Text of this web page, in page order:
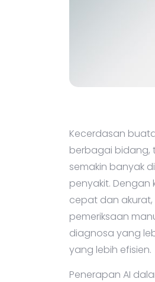
Kecerdasan
berbagai bidang,
semakin banyak
penyakit.
cepat dan akurat,
pemeriksaan
diagnosa yang
yang lebih efisien.
Penerapan AI